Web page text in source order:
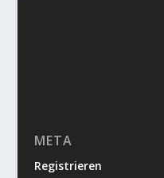
META
Registrieren